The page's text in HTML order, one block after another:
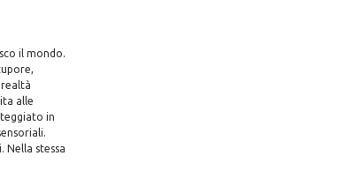
il mondo.
alle
in
Nella stessa